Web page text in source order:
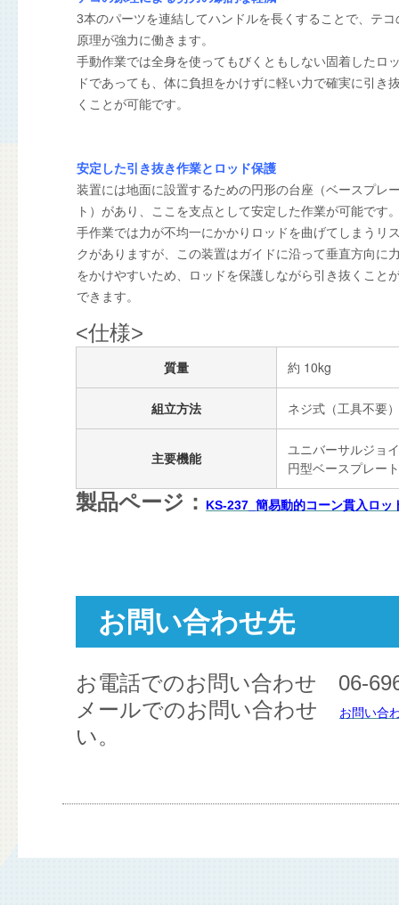
3本のパーツを連結してハンドルを長くすることで、テコ
原理が強力に働きます。
手動作業では全身を使ってもびくともしない固着したロ
ドであっても、体に負担をかけずに軽い力で確実に引き
くことが可能です。
安定した引き抜き作業とロッド保護
装置には地面に設置するための円形の台座（ベースプレ
ト）があり、ここを支点として安定した作業が可能です
手作業では力が不均一にかかりロッドを曲げてしまうリ
クがありますが、この装置はガイドに沿って垂直方向に
をかけやすいため、ロッドを保護しながら引き抜くこと
できます。
<仕様>
質量 約 10kg
組立方法 ネジ式（工具不要）
主要機能
ユニバーサルジョ
円型ベースプレー
製品ページ： KS-237_簡易動的コーン貫入ロッ
お問い合わせ先
お電話でのお問い合わせ 06-
メールでのお問い合わせ
お問い合
い。